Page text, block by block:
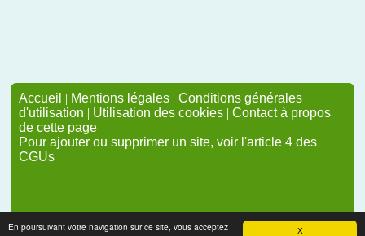
X
En poursuivant votre navigation sur ce site, vous acceptez
Accueil | Mentions légales | Conditions générales
d'utilisation | Utilisation des cookies | Contact à propos
de cette page
Pour ajouter ou supprimer un site, voir l'article 4 des
CGUs